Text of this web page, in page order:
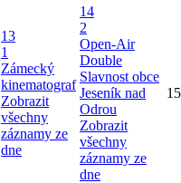
13
1
Zámecký
kinematograf
Zobrazit
všechny
záznamy ze
dne
14
2
Open-Air
Double
Slavnost obce
Jeseník nad
Odrou
Zobrazit
všechny
záznamy ze
dne
15